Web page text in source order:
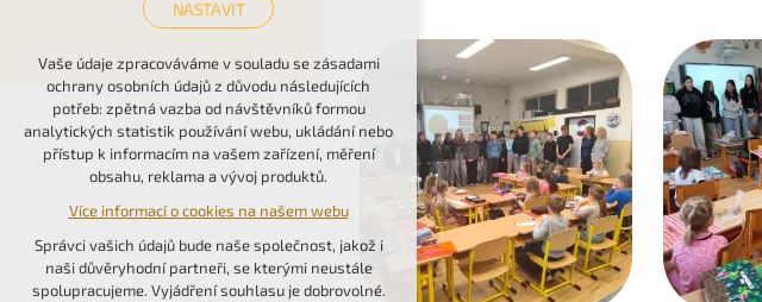
NASTAVIT
Technická cookies
nutná pro provozování webu
udržení kontextu stránek (session): případná
přihlášení, volby jazyka, apod.
Volitelná cookies
analytická pro anonymizované vyhodnocení
návštěvnosti
marketingová cookies (Google, Seznam,
Facebook)
Vaše údaje zpracováváme v souladu se zásadami
ochrany osobních údajů z důvodu následujících
potřeb: zpětná vazba od návštěvníků formou
analytických statistik používání webu, ukládání nebo
přístup k informacím na vašem zařízení, měření
obsahu, reklama a vývoj produktů.
Více informací o cookies na našem webu
Správci vašich údajů bude naše společnost, jakož i
naši důvěryhodní partneři, se kterými neustále
spolupracujeme. Vyjádření souhlasu je dobrovolné.